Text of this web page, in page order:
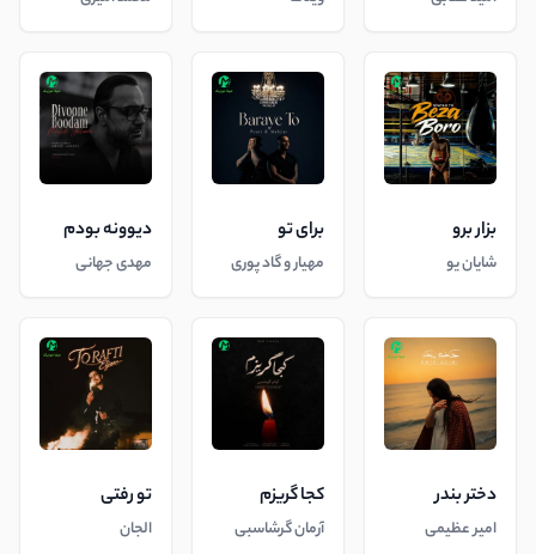
بزار برو
شایان یو
برای تو
مهیار و گاد پوری
دیوونه بودم
مهدی جهانی
دختر بندر
امیر عظیمی
کجا گریزم
آرمان گرشاسبی
تو رفتی
الجان